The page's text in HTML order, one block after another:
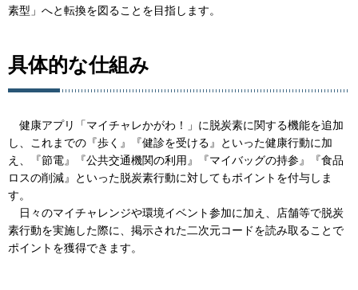
素型」へと転換を図ることを目指します。
具体的な仕組み
健康アプリ「マイチャレかがわ！」に脱炭素に関する機能を追加
し、これまでの『歩く』『健診を受ける』といった健康行動に加
え、『節電』『公共交通機関の利用』『マイバッグの持参』『食品
ロスの削減』といった脱炭素行動に対してもポイントを付与しま
す。
日々のマイチャレンジや環境イベント参加に加え、店舗等で脱炭
素行動を実施した際に、掲示された二次元コードを読み取ることで
ポイントを獲得できます。